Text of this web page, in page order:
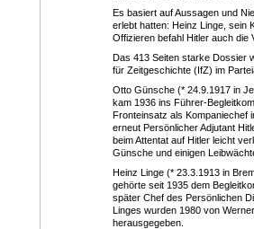
Es basiert auf Aussagen und
erlebt hatten: Heinz Linge, sein
Offizieren befahl Hitler auch die
Das 413 Seiten starke Dossier
für Zeitgeschichte (IfZ) im
Otto Günsche (* 24.9.1917 in
kam 1936 ins Führer-
Fronteinsatz als Kompaniechef
erneut Persönlicher Adjutant
beim Attentat auf Hitler leicht
Günsche und einigen
Heinz Linge (* 23.3.1913 in
gehörte seit 1935 dem
später Chef des Persönlichen
Linges wurden 1980 von
herausgegeben.